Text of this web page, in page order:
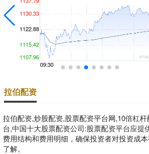
拉伯配资
拉伯配资,炒股配资,股票配资平台网,10倍杠
台,中国十大股票配资公司:股票配资平台应提
费用结构和费用明细，确保投资者对投资成
了解。